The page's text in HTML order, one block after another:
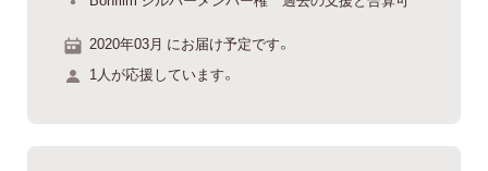
2020年03月 にお届け予定です。
1人が応援しています。